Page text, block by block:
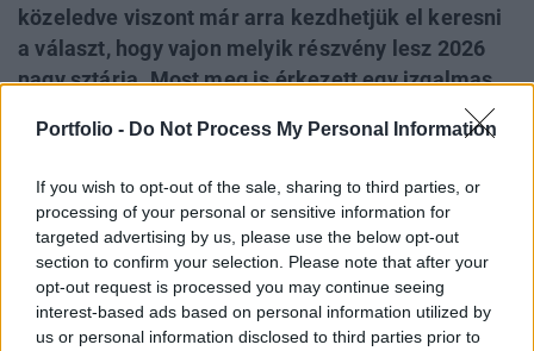
Portfolio - Do Not Process My Personal Information
If you wish to opt-out of the sale, sharing to third parties, or
processing of your personal or sensitive information for
targeted advertising by us, please use the below opt-out
section to confirm your selection. Please note that after your
opt-out request is processed you may continue seeing
interest-based ads based on personal information utilized by
us or personal information disclosed to third parties prior to
közeledve viszont már arra kezdhetjük el keresni
a választ, hogy vajon melyik részvény lesz 2026
nagy sztárja. Most meg is érkezett egy izgalmas
jelzés, egy elemző szerint ugyanis sokkal többet
ér egy magyar vállalat papírja, mint amennyiért
SUSTAINABLE WORLD 2026
Szeptember 8-án jön az év egyik legjelentősebb üzleti
fenntarthatósági találkozója, a Portfolio Sustainable
World 2026. A szektorsemleges konferencia a zöld